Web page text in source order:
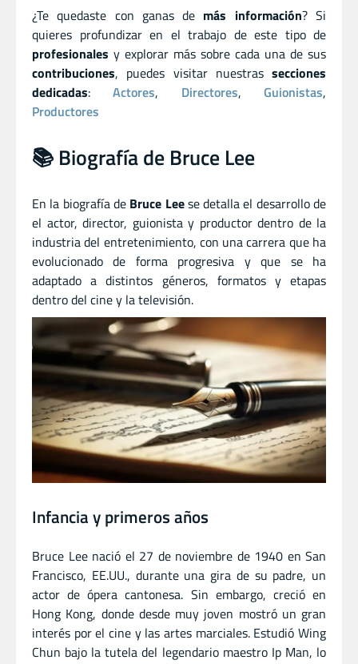
¿Te quedaste con ganas de más información? Si
quieres profundizar en el trabajo de este tipo de
profesionales y explorar más sobre cada una de sus
contribuciones, puedes visitar nuestras secciones
dedicadas:Actores, Directores,Guionistas,
Productores
📚 Biografía de Bruce Lee
En la biografía de Bruce Leese detalla el desarrollo de
el actor, director, guionistay productor dentro de la
industria del entretenimiento, con una carrera que ha
evolucionado de forma progresiva y que se ha
adaptado a distintos géneros, formatos y etapas
dentro del cine y la televisión.
Infancia y primeros años
Bruce Lee nació el 27 de noviembre de 1940 en San
Francisco, EE.UU., durante una gira de su padre, un
actor de ópera cantonesa. Sin embargo, creció en
Hong Kong, donde desde muy joven mostró un gran
interés por el cine y las artes marciales. Estudió Wing
Chun bajo la tutela del legendario maestro Ip Man, lo